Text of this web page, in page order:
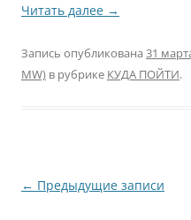
Читать далее →
Запись опубликована 31
MW) в рубрике КУДА ПОЙТИ.
Навигация
← Предыдущие записи